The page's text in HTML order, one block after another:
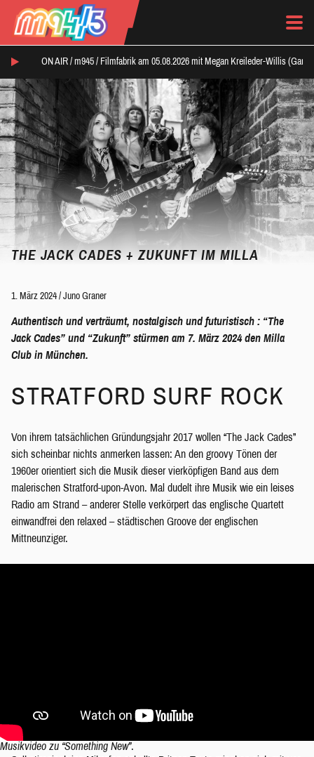
ON AIR / m945 / Filmfabrik am 05.08.2026 mit Megan Kreileder-Willis
THE JACK CADES + ZUKUNFT IM MILLA
1. März 2024/ Juno Graner
Authentisch und verträumt, nostalgisch und futuristisch : “The
Jack Cades” und “Zukunft” stürmen am 7. März 2024 den Milla
Club in München.
STRATFORD SURF ROCK
Von ihrem tatsächlichen Gründungsjahr 2017 wollen “The Jack Cades”
sich scheinbar nichts anmerken lassen: An den groovy Tönen der
1960er orientiert sich die Musik dieser vierköpfigen Band aus dem
malerischen Stratford-upon-Avon. Mal dudelt ihre Musik wie ein leises
Radio am Strand – anderer Stelle verkörpert das englische Quartett
einwandfrei den relaxed – städtischen Groove der englischen
Mittneunziger.
Musikvideo zu “Something New”.